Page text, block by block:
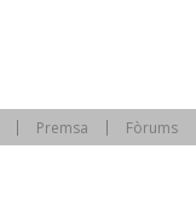
Premsa Fòrums